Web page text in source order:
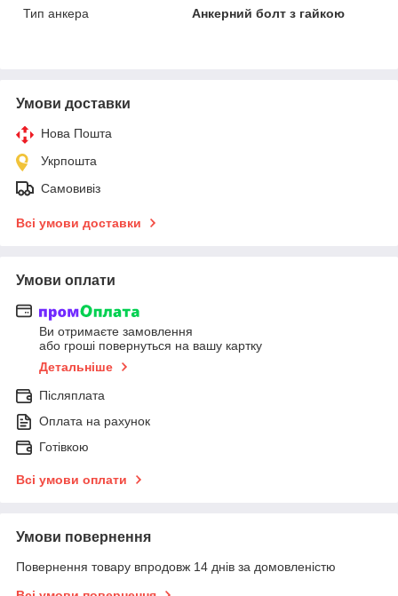
Тип анкера
Анкерний болт з гайкою
Умови доставки
Нова Пошта
Укрпошта
Самовивіз
Всі умови доставки
Умови оплати
Ви отримаєте замовлення
або гроші повернуться на вашу картку
Детальніше
Післяплата
Оплата на рахунок
Готівкою
Всі умови оплати
Умови повернення
Повернення товару впродовж 14 днів за домовленістю